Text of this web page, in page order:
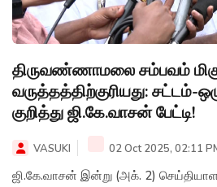
திருவண்ணாமலை சம்பவம்
வருத்தத்திற்குரியது: சட்டம்-
குறித்து ஜி.கே.வாசன் பேட்டி!
VASUKI 02 Oct 2025, 02:11
ஜி.கே.வாசன் இன்று (அக். 2)